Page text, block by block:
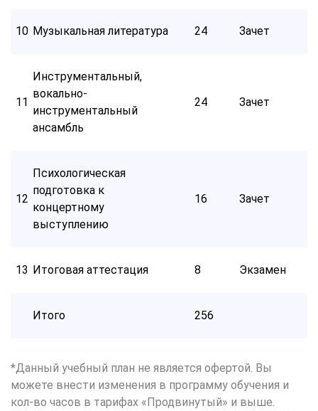
10 Музыкальная литература 24 Зачет
11
Инструментальный,
вокально-
инструментальный
ансамбль
24 Зачет
12
Психологическая
подготовка к
концертному
выступлению
16 Зачет
13 Итоговая аттестация 8 Экзамен
Итого 256
*Данный учебный план не является офертой. Вы
можете внести изменения в программу обучения и
кол-во часов в тарифах «Продвинутый» и выше.